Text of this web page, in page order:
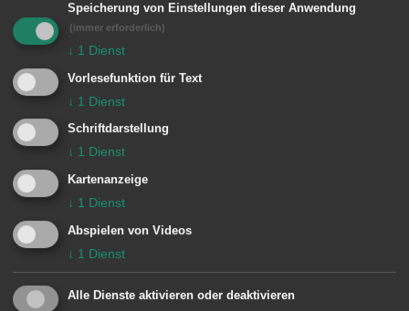
18.45 Uhr, Petite Bellevue
„REEEAL GEEENIUS“: MARCUS
MILLER
20.45 Uhr, Petite Bellevue
FIRST LADY DES FUNKJAZZ:
CANDY DULFER
SAMSTAG, 11. NOVEMBER
18 Uhr, Petite Bellevue
GANZ GROSSER JAZZ: DIE SWR
Speicherung von Einstellungen dieser Anwendung
(immer erforderlich)
↓ 1 Dienst
Vorlesefunktion für Text
↓ 1 Dienst
Schriftdarstellung
↓ 1 Dienst
Kartenanzeige
↓ 1 Dienst
Abspielen von Videos
↓ 1 Dienst
Alle Dienste aktivieren oder deaktivieren